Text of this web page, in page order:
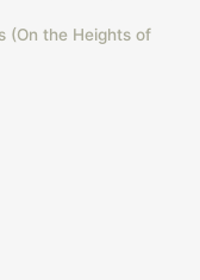
(On the Heights of